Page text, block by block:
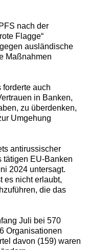
nach der
Flagge“
ausländische
Maßnahmen
auch
in Banken,
zu überdenken,
Umgehung
antirussischer
tätigen EU-Banken
2024 untersagt.
es nicht erlaubt,
die das
Juli bei 570
Organisationen
davon (159) waren